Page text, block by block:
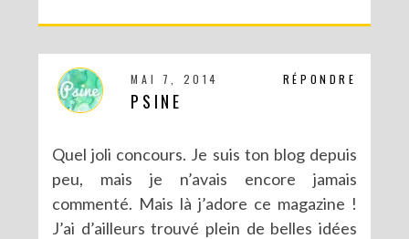
RÉPONDRE
MAI 7, 2014
PSINE
Quel joli concours. Je suis ton blog depuis
peu, mais je n’avais encore jamais
commenté. Mais là j’adore ce magazine !
J’ai d’ailleurs trouvé plein de belles idées